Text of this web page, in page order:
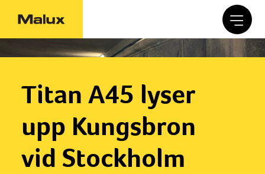
Titan A45 lyser
upp Kungsbron
vid Stockholm